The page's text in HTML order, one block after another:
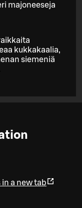
majoneeseja
kukkakaalia,
siemeniä
in a new tab